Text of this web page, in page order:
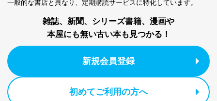
一般的な書店と異なり、 定期購読サービスに特化しています。
雑誌、新聞、シリーズ書籍、漫画や
本屋にも無い古い本も見つかる！
新規会員登録
初めてご利用の方へ